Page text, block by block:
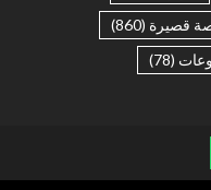
قصيرة (860)
(78)